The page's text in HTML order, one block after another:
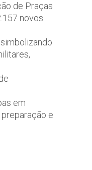
de Praças
novos
em
e